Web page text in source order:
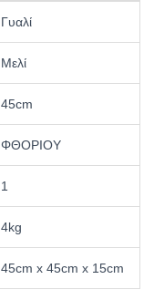
Γυαλί
Μελί
45cm
ΦΘΟΡΙΟΥ
1
4kg
45cm x 45cm x 15cm